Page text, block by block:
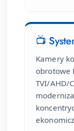
📺
Kamery
obrotowe
TVI/AHD/